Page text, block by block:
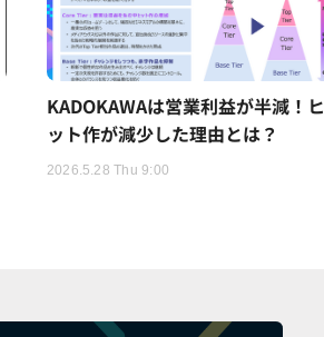
KADOKAWAは営業利益が半減！ヒ
ット作が減少した理由とは？
2026.5.28 Thu 9:00